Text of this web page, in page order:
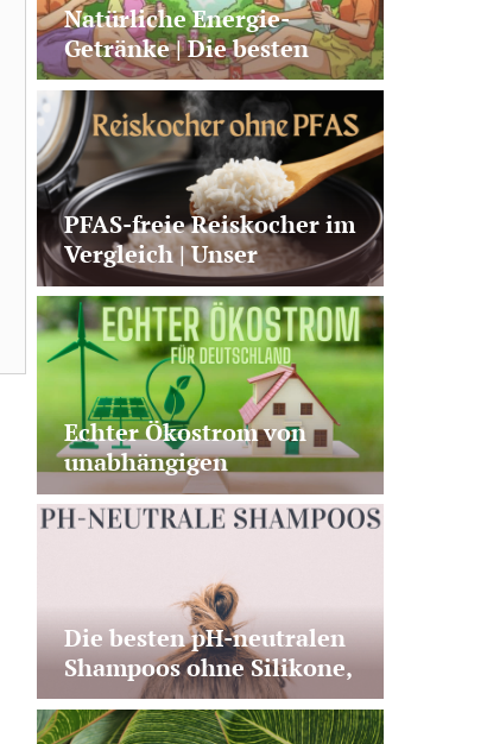
Natürliche Energie-
Getränke | Die besten
Alternativen zu Kaffee +
klassischen Energy
Drinks
PFAS-freie Reiskocher im
Vergleich | Unser
Testsieger von Panasonic
+ 2 gute Alternativen
Echter Ökostrom von
unabhängigen
Stromanbietern – Test &
Vergleich
Die besten pH-neutralen
Shampoos ohne Silikone,
ohne Duftstoffe & ihre
Vorteile